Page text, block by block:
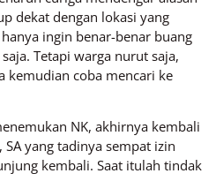
dekat dengan lokasi yang
ingin benar-benar buang
Tetapi warga nurut saja,
kemudian coba mencari ke
NK, akhirnya kembali
yang tadinya sempat izin
kembali. Saat itulah tindak